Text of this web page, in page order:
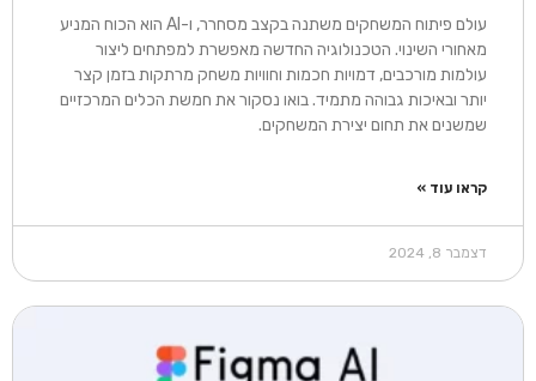
עולם פיתוח המשחקים משתנה בקצב מסחרר, ו-AI הוא הכוח המניע
מאחורי השינוי. הטכנולוגיה החדשה מאפשרת למפתחים ליצור
עולמות מורכבים, דמויות חכמות וחוויות משחק מרתקות בזמן קצר
יותר ובאיכות גבוהה מתמיד. בואו נסקור את חמשת הכלים המרכזיים
שמשנים את תחום יצירת המשחקים.
קראו עוד »
דצמבר 8, 2024